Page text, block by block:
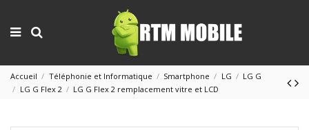
Accueil Téléphonie et Informatique Smartphone LG
LG G
LG G Flex 2
LG G Flex 2 remplacement vitre et LCD